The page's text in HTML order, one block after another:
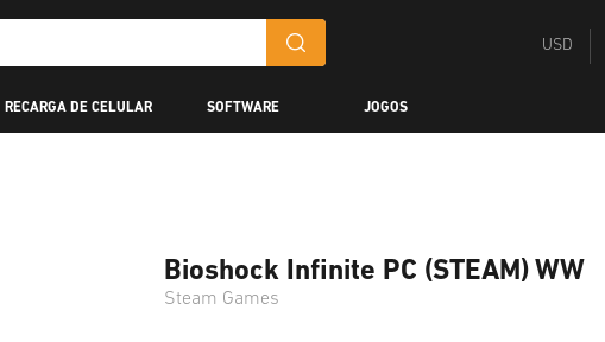
USD
RECARGA DE CELULAR SOFTWARE JOGOS
Bioshock Infinite PC (STEAM) WW
Steam Games